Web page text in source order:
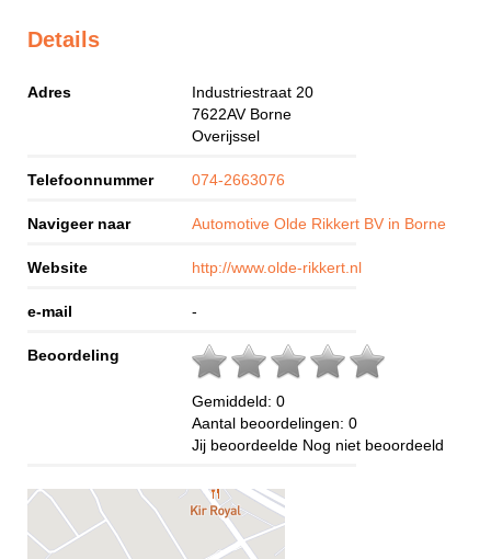
Details
Adres
Industriestraat 20
7622AV Borne
Overijssel
Telefoonnummer 074-2663076
Navigeer naar Automotive Olde Rikkert BV in Borne
Website http://www.olde-rikkert.nl
e-mail -
Beoordeling
Gemiddeld: 0
Aantal beoordelingen: 0
Jij beoordeelde Nog niet beoordeeld